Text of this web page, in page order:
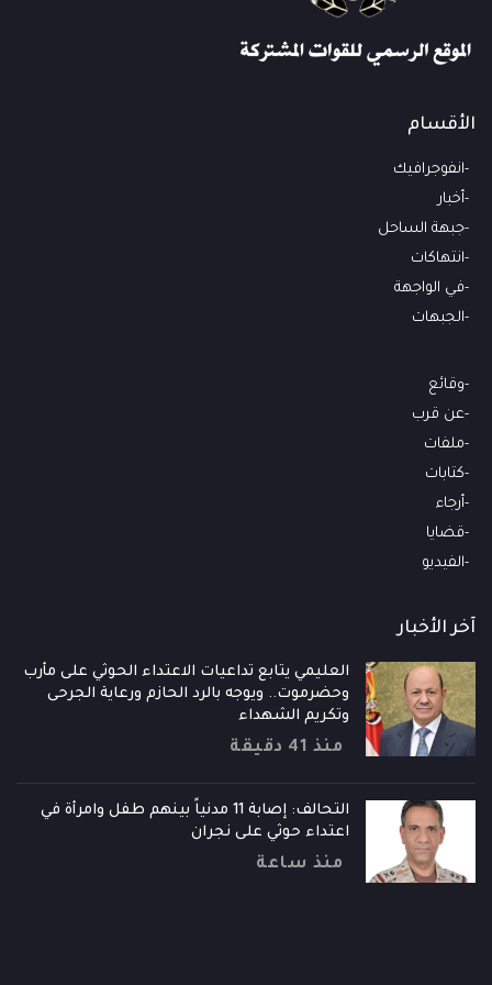
الأقسام
انفوجرافيك
أخبار
جبهة الساحل
انتهاكات
في الواجهة
الجبهات
وقائع
عن قرب
ملفات
كتابات
أرجاء
قضايا
الفيديو
آخر الأخبار
العليمي يتابع تداعيات الاعتداء الحوثي على مأرب
وحضرموت.. ويوجه بالرد الحازم ورعاية الجرحى
وتكريم الشهداء
منذ 41 دقيقة
التحالف: إصابة 11 مدنياً بينهم طفل وامرأة في
اعتداء حوثي على نجران
منذ ساعة